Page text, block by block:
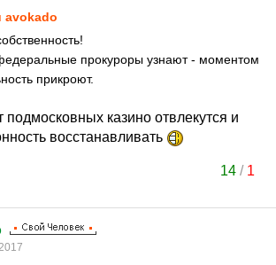
avokado
прокуроры узнают - моментом
прикроют.
подмосковных казино отвлекутся и
восстанавливать
14 / 1